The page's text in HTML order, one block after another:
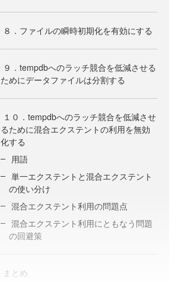
８．ファイルの瞬時初期化を有効にする
９．tempdbへのラッチ競合を低減させる
ためにデータファイルは分割する
１０．tempdbへのラッチ競合を低減させ
るために混合エクステントの利用を無効
化する
用語
単一エクステントと混合エクステント
の使い分け
混合エクステント利用の問題点
混合エクステント利用にともなう問題
の回避策
まとめ